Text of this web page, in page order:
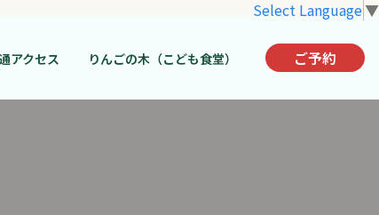
Select Language▼
アクセス りんごの木（こども食堂） ご予約